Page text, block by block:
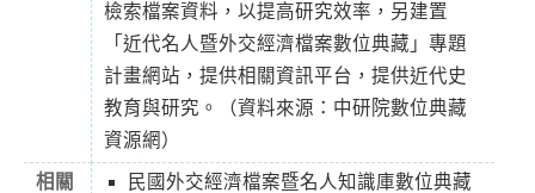
檢索檔案資料，以提高研究效率，另建置
「近代名人暨外交經濟檔案數位典藏」專題
計畫網站，提供相關資訊平台，提供近代史
教育與研究。（資料來源：中研院數位典藏
資源網）
相關
民國外交經濟檔案暨名人知識庫數位典藏